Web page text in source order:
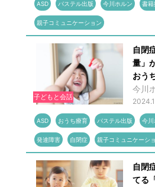
ASD パステル出版 今川ホルン 書籍
親子コミュニケーション
子どもと会話
自閉
量」
おう
今川
ASD おうち療育 パステル出版 今川
発達障害 自閉症 親子コミュニケーシ
自閉
てる